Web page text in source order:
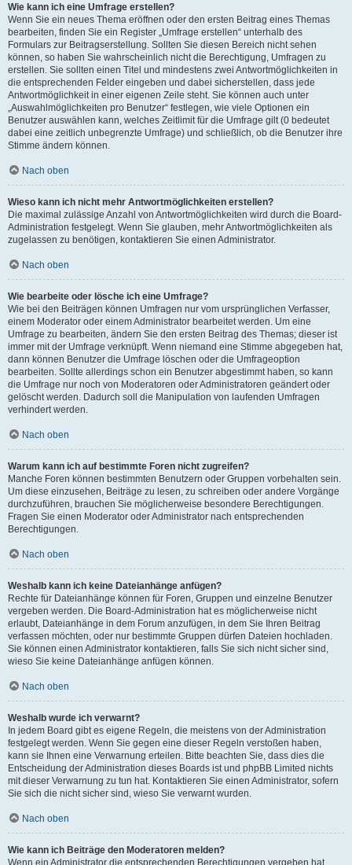
Wie kann ich eine Umfrage erstellen?
Wenn Sie ein neues Thema eröffnen oder den ersten Beitrag eines Themas
bearbeiten, finden Sie ein Register „Umfrage erstellen“ unterhalb des
Formulars zur Beitragserstellung. Sollten Sie diesen Bereich nicht sehen
können, so haben Sie wahrscheinlich nicht die Berechtigung, Umfragen zu
erstellen. Sie sollten einen Titel und mindestens zwei Antwortmöglichkeiten in
die entsprechenden Felder eingeben und dabei sicherstellen, dass jede
Antwortmöglichkeit in einer eigenen Zeile steht. Sie können auch unter
„Auswahlmöglichkeiten pro Benutzer“ festlegen, wie viele Optionen ein
Benutzer auswählen kann, welches Zeitlimit für die Umfrage gilt (0 bedeutet
dabei eine zeitlich unbegrenzte Umfrage) und schließlich, ob die Benutzer ihre
Stimme ändern können.
Nach oben
Wieso kann ich nicht mehr Antwortmöglichkeiten erstellen?
Die maximal zulässige Anzahl von Antwortmöglichkeiten wird durch die Board-
Administration festgelegt. Wenn Sie glauben, mehr Antwortmöglichkeiten als
zugelassen zu benötigen, kontaktieren Sie einen Administrator.
Nach oben
Wie bearbeite oder lösche ich eine Umfrage?
Wie bei den Beiträgen können Umfragen nur vom ursprünglichen Verfasser,
einem Moderator oder einem Administrator bearbeitet werden. Um eine
Umfrage zu bearbeiten, ändern Sie den ersten Beitrag des Themas; dieser ist
immer mit der Umfrage verknüpft. Wenn niemand eine Stimme abgegeben hat,
dann können Benutzer die Umfrage löschen oder die Umfrageoption
bearbeiten. Sollte allerdings schon ein Benutzer abgestimmt haben, so kann
die Umfrage nur noch von Moderatoren oder Administratoren geändert oder
gelöscht werden. Dadurch soll die Manipulation von laufenden Umfragen
verhindert werden.
Nach oben
Warum kann ich auf bestimmte Foren nicht zugreifen?
Manche Foren können bestimmten Benutzern oder Gruppen vorbehalten sein.
Um diese einzusehen, Beiträge zu lesen, zu schreiben oder andere Vorgänge
durchzuführen, brauchen Sie möglicherweise besondere Berechtigungen.
Fragen Sie einen Moderator oder Administrator nach entsprechenden
Berechtigungen.
Nach oben
Weshalb kann ich keine Dateianhänge anfügen?
Rechte für Dateianhänge können für Foren, Gruppen und einzelne Benutzer
vergeben werden. Die Board-Administration hat es möglicherweise nicht
erlaubt, Dateianhänge in dem Forum anzufügen, in dem Sie Ihren Beitrag
verfassen möchten, oder nur bestimmte Gruppen dürfen Dateien hochladen.
Sie können einen Administrator kontaktieren, falls Sie sich nicht sicher sind,
wieso Sie keine Dateianhänge anfügen können.
Nach oben
Weshalb wurde ich verwarnt?
In jedem Board gibt es eigene Regeln, die meistens von der Administration
festgelegt werden. Wenn Sie gegen eine dieser Regeln verstoßen haben,
kann sie Ihnen eine Verwarnung erteilen. Bitte beachten Sie, dass dies die
Entscheidung der Administration dieses Boards ist und phpBB Limited nichts
mit dieser Verwarnung zu tun hat. Kontaktieren Sie einen Administrator, sofern
Sie sich die nicht sicher sind, wieso Sie verwarnt wurden.
Nach oben
Wie kann ich Beiträge den Moderatoren melden?
Wenn ein Administrator die entsprechenden Berechtigungen vergeben hat,